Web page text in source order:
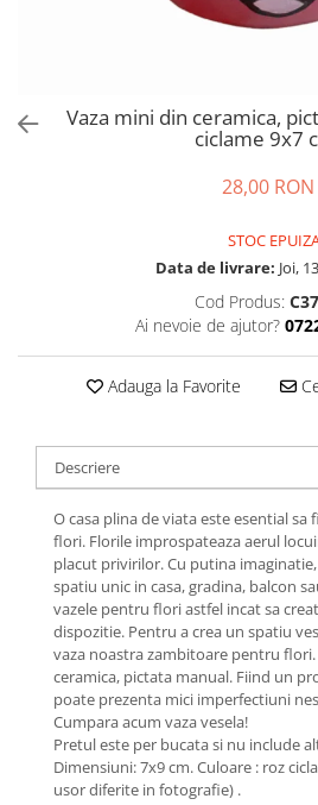
Vaza mini din ceramica,
ciclame 9x7
28,00 RON
STOC
Data de livrare: Joi,
Cod Produs: C37
Ai nevoie de ajutor?
Adauga la Favorite
Descriere
O casa plina de viata este esential
flori. Florile improspateaza aerul
placut privirilor. Cu putina
spatiu unic in casa, gradina, balcon
vazele pentru flori astfel incat sa
dispozitie. Pentru a crea un spatiu
vaza noastra zambitoare pentru
ceramica, pictata manual. Fiind un
poate prezenta mici imperfectiuni
Cumpara acum vaza vesela!
Pretul este per bucata si nu include
Dimensiuni: 7x9 cm. Culoare : roz
usor diferite in fotografie) .